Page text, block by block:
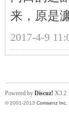
站
来，原是
2017-4-9
Powered by Discuz! X3.2
© 2001-2013 Comsenz Inc.